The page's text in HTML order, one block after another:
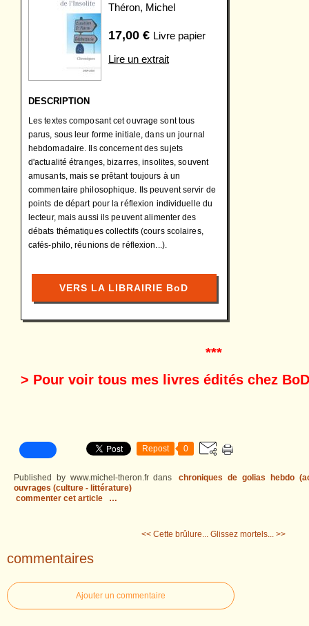
Théron, Michel
17,00 € Livre papier
Lire un extrait
DESCRIPTION
Les textes composant cet ouvrage sont tous
parus, sous leur forme initiale, dans un journal
hebdomadaire. Ils concernent des sujets
d'actualité étranges, bizarres, insolites, souvent
amusants, mais se prêtant toujours à un
commentaire philosophique. Ils peuvent servir de
points de départ pour la réflexion individuelle du
lecteur, mais aussi ils peuvent alimenter des
débats thématiques collectifs (cours scolaires,
cafés-philo, réunions de réflexion...).
VERS LA LIBRAIRIE BoD
***
> Pour voir tous mes livres édités chez
Repost 0
Published by www.michel-theron.fr dans
chroniques de golias hebdo
ouvrages (culture - littérature)
commenter cet article
…
<< Cette brûlure... Glissez mortels... >>
commentaires
Ajouter un commentaire